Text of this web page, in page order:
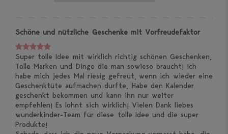
Schöne und nützliche Geschenke mit Vorfreudefaktor
Super tolle Idee mit wirklich richtig schönen Geschenken.
Tolle Marken und Dinge die man sowieso braucht! Ich
habe mich jedes Mal riesig gefreut, wenn ich wieder eine
Geschenktüte aufmachen durfte. Habe den Kalender
geschenkt bekommen und kann ihn nur weiter
empfehlen! Es lohnt sich wirklich! Vielen Dank liebes
wunderkinder-Team für diese tolle Idee und die super
Produkte!